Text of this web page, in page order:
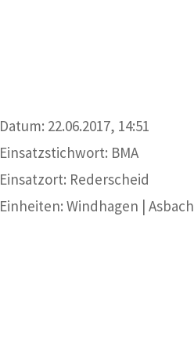
Datum: 22.06.2017, 14:51
Einsatzstichwort: BMA
Einsatzort: Rederscheid
Einheiten: Windhagen | Asbach